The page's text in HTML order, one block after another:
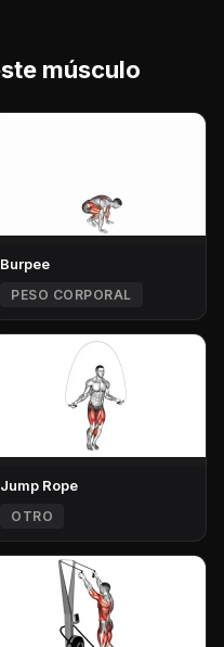
músculo
Burpee
PESO CORPORAL
Jump Rope
OTRO